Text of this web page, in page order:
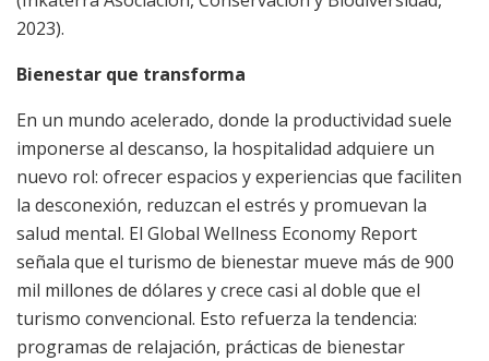
2023).
Bienestar que transforma
En un mundo acelerado, donde la productividad suele
imponerse al descanso, la hospitalidad adquiere un
nuevo rol: ofrecer espacios y experiencias que faciliten
la desconexión, reduzcan el estrés y promuevan la
salud mental. El Global Wellness Economy Report
señala que el turismo de bienestar mueve más de 900
mil millones de dólares y crece casi al doble que el
turismo convencional. Esto refuerza la tendencia:
programas de relajación, prácticas de bienestar